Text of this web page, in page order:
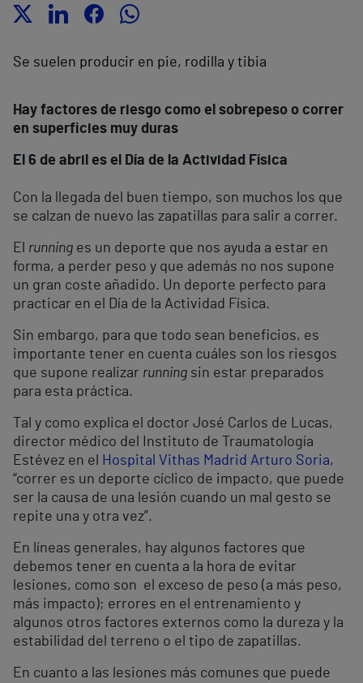
Se suelen producir en pie, rodilla y tibia
Hay factores de riesgo como el sobrepeso o correr
en superficies muy duras
El 6 de abril es el Día de la Actividad Física
Con la llegada del buen tiempo, son muchos los que
se calzan de nuevo las zapatillas para salir a correr.
El running es un deporte que nos ayuda a estar en
forma, a perder peso y que además no nos supone
un gran coste añadido. Un deporte perfecto para
practicar en el Día de la Actividad Física.
Sin embargo, para que todo sean beneficios, es
importante tener en cuenta cuáles son los riesgos
que supone realizar running sin estar preparados
para esta práctica.
Tal y como explica el doctor José Carlos de Lucas,
director médico del Instituto de Traumatología
Estévez en el
Hospital Vithas Madrid Arturo Soria,
“correr es un deporte cíclico de impacto, que puede
ser la causa de una lesión cuando un mal gesto se
repite una y otra vez”.
En líneas generales, hay algunos factores que
debemos tener en cuenta a la hora de evitar
lesiones, como son el exceso de peso (a más peso,
más impacto); errores en el entrenamiento y
algunos otros factores externos como la dureza y la
estabilidad del terreno o el tipo de zapatillas.
En cuanto a las lesiones más comunes que puede